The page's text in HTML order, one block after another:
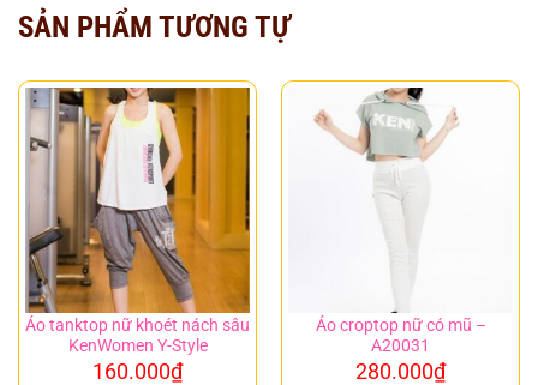
SẢN PHẨM TƯƠNG TỰ
Áo tanktop nữ khoét nách sâu
KenWomen Y-Style
160.000₫
Áo croptop nữ có mũ –
A20031
280.000₫